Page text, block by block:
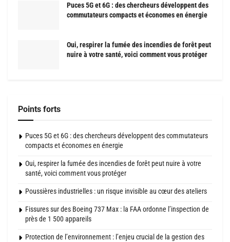
Puces 5G et 6G : des chercheurs développent des
commutateurs compacts et économes en énergie
Oui, respirer la fumée des incendies de forêt peut
nuire à votre santé, voici comment vous protéger
Points forts
Puces 5G et 6G : des chercheurs développent des commutateurs
compacts et économes en énergie
Oui, respirer la fumée des incendies de forêt peut nuire à votre
santé, voici comment vous protéger
Poussières industrielles : un risque invisible au cœur des ateliers
Fissures sur des Boeing 737 Max : la FAA ordonne l’inspection de
près de 1 500 appareils
Protection de l’environnement : l’enjeu crucial de la gestion des